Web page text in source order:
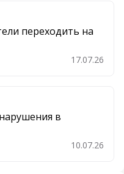
переходить на
17.07.26
в
10.07.26